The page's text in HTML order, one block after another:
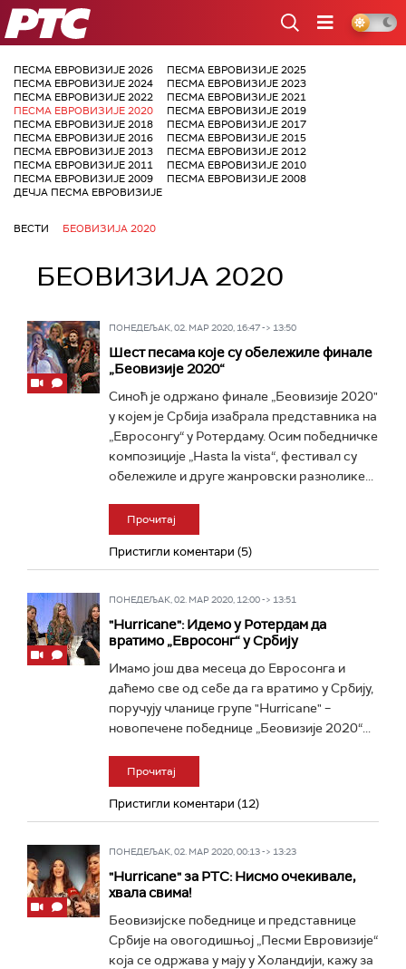
РТС
ПЕСМА ЕВРОВИЗИЈЕ 2026
ПЕСМА ЕВРОВИЗИЈЕ 2025
ПЕСМА ЕВРОВИЗИЈЕ 2024
ПЕСМА ЕВРОВИЗИЈЕ 2023
ПЕСМА ЕВРОВИЗИЈЕ 2022
ПЕСМА ЕВРОВИЗИЈЕ 2021
ПЕСМА ЕВРОВИЗИЈЕ 2020
ПЕСМА ЕВРОВИЗИЈЕ 2019
ПЕСМА ЕВРОВИЗИЈЕ 2018
ПЕСМА ЕВРОВИЗИЈЕ 2017
ПЕСМА ЕВРОВИЗИЈЕ 2016
ПЕСМА ЕВРОВИЗИЈЕ 2015
ПЕСМА ЕВРОВИЗИЈЕ 2013
ПЕСМА ЕВРОВИЗИЈЕ 2012
ПЕСМА ЕВРОВИЗИЈЕ 2011
ПЕСМА ЕВРОВИЗИЈЕ 2010
ПЕСМА ЕВРОВИЗИЈЕ 2009
ПЕСМА ЕВРОВИЗИЈЕ 2008
ДЕЧЈА ПЕСМА ЕВРОВИЗИЈЕ
ВЕСТИ БЕОВИЗИЈА 2020
БЕОВИЗИЈА 2020
ПОНЕДЕЉАК, 02. МАР 2020, 16:47 -> 13:50
Шест песама које су обележиле финале
„Беовизије 2020“
Синоћ је одржано финале „Беовизије 2020"
у којем је Србија изабрала представника на
„Евросонгу“ у Ротердаму. Осим победничке
композиције „Hasta la vista“, фестивал су
обележиле и друге жанровски разнолике...
Прочитај
Пристигли коментари (5)
ПОНЕДЕЉАК, 02. МАР 2020, 12:00 -> 13:51
"Hurricane": Идемо у Ротердам да
вратимо „Евросонг“ у Србију
Имамо још два месеца до Евросонга и
даћемо све од себе да га вратимо у Србију,
поручују чланице групе "Hurricane" –
новопечене победнице „Беовизије 2020“...
Прочитај
Пристигли коментари (12)
ПОНЕДЕЉАК, 02. МАР 2020, 00:13 -> 13:23
"Hurricane" за РТС: Нисмо очекивале,
хвала свима!
Беовизијске победнице и представнице
Србије на овогодишњој „Песми Евровизије“
која се одржава у мају у Холандији, кажу за